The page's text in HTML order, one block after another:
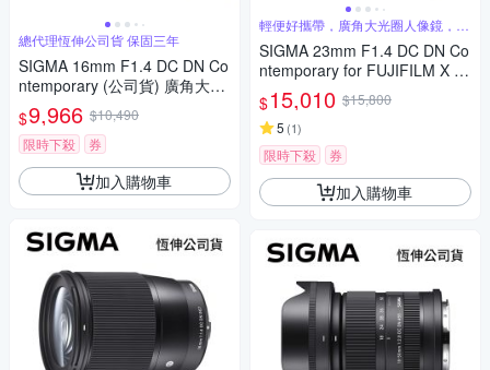
總代理恆伸公司貨 保固三年
SIGMA 16mm F1.4 DC DN Co
ntemporary (公司貨) 廣角大光
圈定焦鏡 人像鏡 APS-C 無反微
單眼專用鏡頭
$9,966 $10,490
限時下殺
券
加入購物車
輕便好攜帶，廣角大光圈人像鏡，美
麗淺景深
SIGMA 23mm F1.4 DC DN Co
ntemporary for FUJIFILM X 富
士接環 (公司貨) 廣角大光圈定
焦鏡 人像鏡 APS-C 無反微單眼
專用鏡頭
$15,010 $15,800
5 (1)
限時下殺 券
加入購物車